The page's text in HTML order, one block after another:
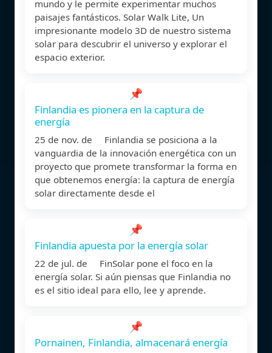
mundo y le permite experimentar muchos
paisajes fantásticos. Solar Walk Lite, Un
impresionante modelo 3D de nuestro sistema
solar para descubrir el universo y explorar el
espacio exterior.
📌
Finlandia es pionera en la captura de
energía
25 de nov. de Finlandia se posiciona a la
vanguardia de la innovación energética con un
proyecto que promete transformar la forma en
que obtenemos energía: la captura de energía
solar directamente desde el
📌
Finlandia apuesta por la energía solar
22 de jul. de FinSolar pone el foco en la
energía solar. Si aún piensas que Finlandia no
es el sitio ideal para ello, lee y aprende.
📌
Pornainen, Finlandia, almacenará energía